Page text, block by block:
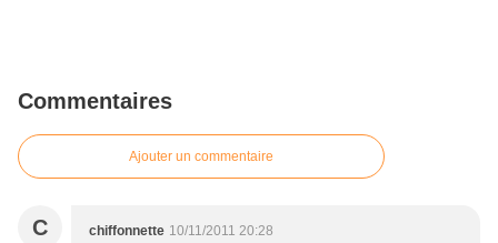
Commentaires
Ajouter un commentaire
C chiffonnette 10/11/2011 20:28